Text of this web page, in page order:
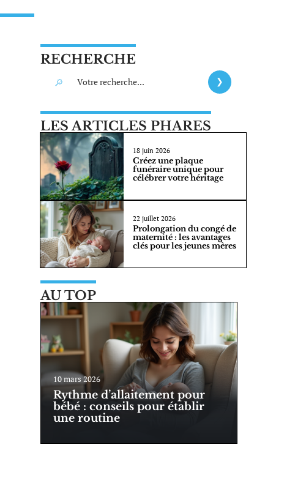
RECHERCHE
LES ARTICLES PHARES
18 juin 2026
Créez une plaque
funéraire unique pour
célébrer votre héritage
22 juillet 2026
Prolongation du congé de
maternité : les avantages
clés pour les jeunes mères
AU TOP
10 mars 2026
Rythme d’allaitement pour
bébé : conseils pour établir
une routine